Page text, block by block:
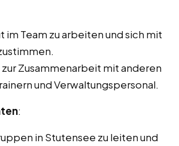
im Team zu arbeiten und sich mit
Zusammenarbeit mit anderen
und Verwaltungspersonal.
:
in Stutensee zu leiten und